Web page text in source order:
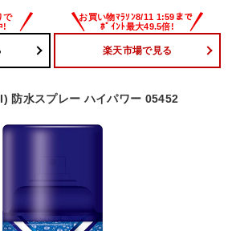
楽天市場で見る
防水スプレー ハイパワー 05452